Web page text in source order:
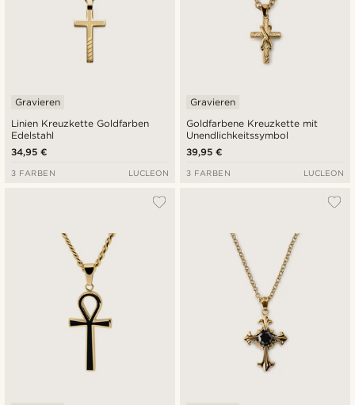
Linien Kreuzkette Goldfarben
Edelstahl
Gravieren
34,95 €
3 FARBEN LUCLEON
Goldfarbene Kreuzkette mit
Unendlichkeitssymbol
Gravieren
39,95 €
3 FARBEN LUCLEON